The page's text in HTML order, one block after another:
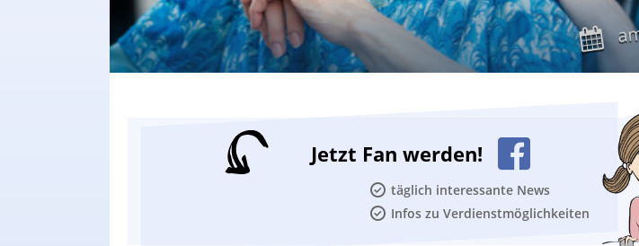
Jetzt Fan werden!
täglich interessante News
Infos zu Verdienstmöglichkeiten